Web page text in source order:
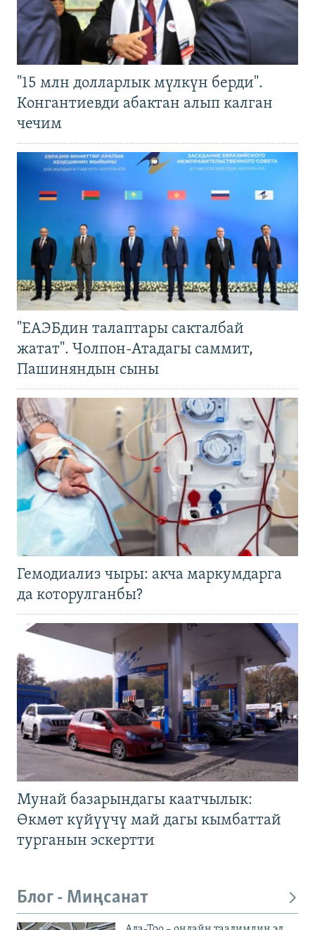
"15 млн долларлык мүлкүн берди".
Конгантиевди абактан алып калган
чечим
"ЕАЭБдин талаптары сакталбай
жатат". Чолпон-Атадагы саммит,
Пашиняндын сыны
Гемодиализ чыры: акча маркумдарга
да которулганбы?
Мунай базарындагы каатчылык:
Өкмөт күйүүчү май дагы кымбаттай
турганын эскертти
Блог - Миңсанат